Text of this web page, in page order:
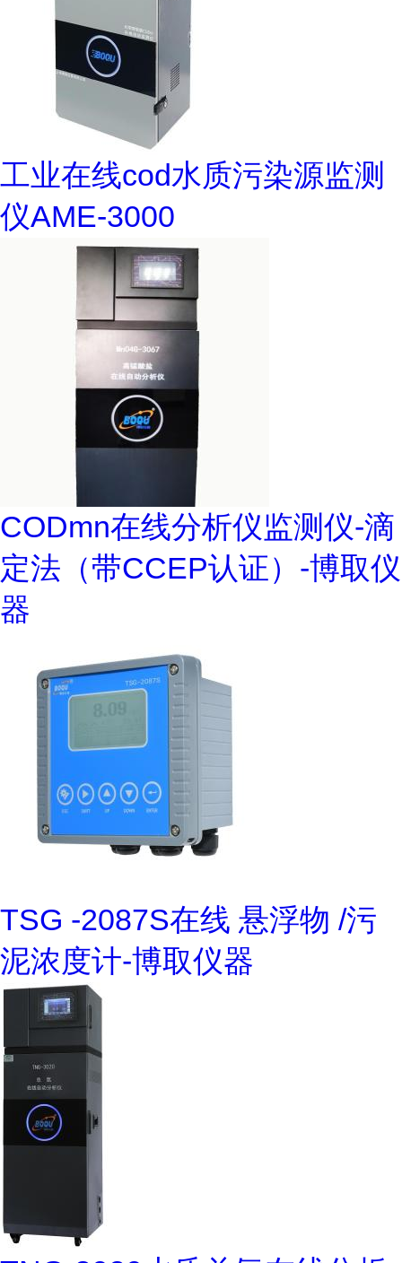
工业在线cod水质污染源监测
仪AME-3000
CODmn在线分析仪监测仪-滴
定法（带CCEP认证）-博取仪
器
TSG -2087S在线 悬浮物 /污
泥浓度计-博取仪器